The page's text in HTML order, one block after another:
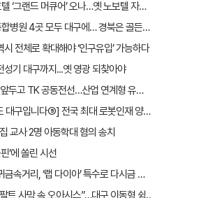
동성로에 글로벌 호텔 ‘그랜드 머큐어’ 오나…옛 노보텔 자리 사무실 개설
뇌졸중 전문 상급종합병원 4곳 모두 대구에… 경북은 골든타임 사각지대
시 전체로 확대해야 ‘인구유입’ 가능하다
기 대구까지...옛 영광 되찾아야
2차 공공기관 이전 앞두고 TK 공동전선…산업 연계형 유치 승부수
[여기는 AI로봇 수도 대구입니다⑤] 전국 최대 로봇인재 양성소…“대구산업 맞춤형 교육과정 만들자”
교사 2명 아동학대 혐의 송치
’에 쏠린 시선
[Y르포] 대구 교동귀금속거리, ‘랩 다이아’ 특수로 다시금 활기…“반짝 인기 의존 않는 지속 가능 성장 동력 마련해야”
[폭염 지옥] “아스팔트 사막 속 오아시스”…대구 이동형 쉼터 버스 ‘북적’, 지하철역도 ‘바글’